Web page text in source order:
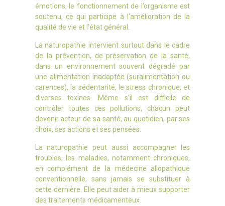
émotions, le fonctionnement de l’organisme est
soutenu, ce qui participe à l’amélioration de la
qualité de vie et l’état général.
La naturopathie intervient surtout dans le cadre
de la prévention, de préservation de la santé,
dans un environnement souvent dégradé par
une alimentation inadaptée (suralimentation ou
carences), la sédentarité, le stress chronique, et
diverses toxines. Même s’il est difficile de
contrôler toutes ces pollutions, chacun peut
devenir acteur de sa santé, au quotidien, par ses
choix, ses actions et ses pensées.
La naturopathie peut aussi accompagner les
troubles, les maladies, notamment chroniques,
en complément de la médecine allopathique
conventionnelle, sans jamais se substituer à
cette dernière. Elle peut aider à mieux supporter
des traitements médicamenteux.